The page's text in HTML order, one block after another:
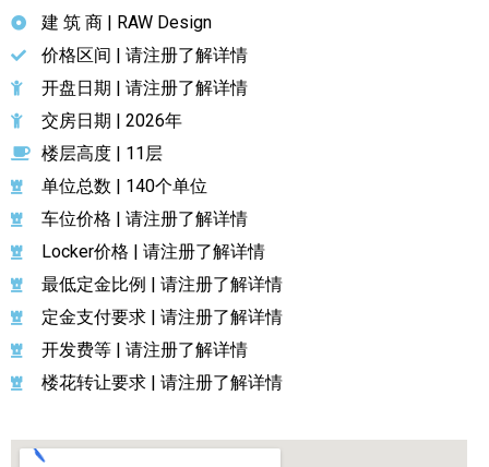
建 筑 商 | RAW Design
价格区间 | 请注册了解详情
开盘日期 | 请注册了解详情
交房日期 | 2026年
楼层高度 | 11层
单位总数 | 140个单位
车位价格 | 请注册了解详情
Locker价格 | 请注册了解详情
最低定金比例 | 请注册了解详情
定金支付要求 | 请注册了解详情
开发费等 | 请注册了解详情
楼花转让要求 | 请注册了解详情